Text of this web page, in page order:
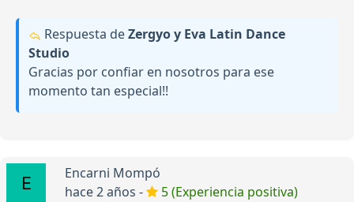
Respuesta deZergyo y Eva Latin Dance
Studio
Gracias por confiar en nosotros para ese
momento tan especial!!
Encarni Mompó
hace 2 años -
5 (Experiencia positiva)